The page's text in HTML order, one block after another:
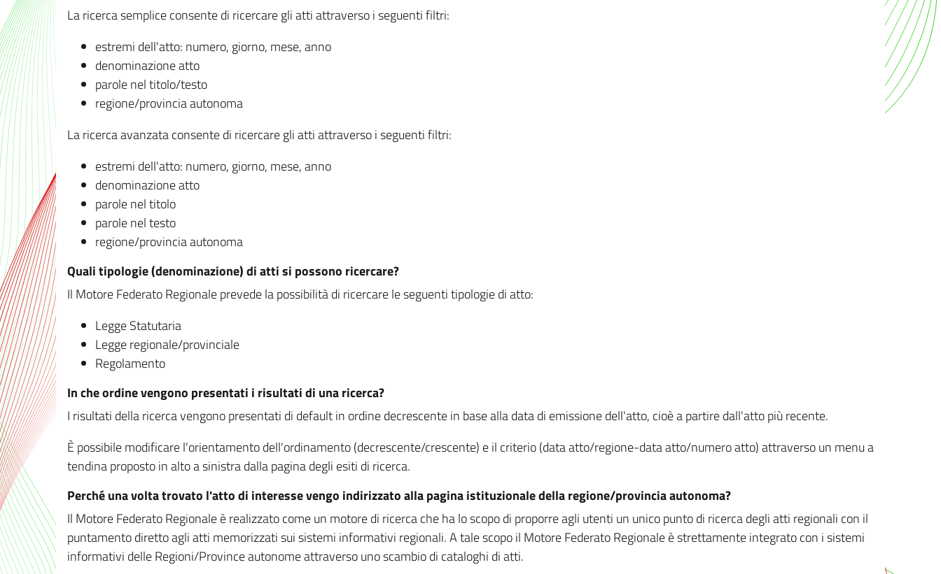
La ricerca semplice consente di ricercare gli atti attraverso i seguenti filtri:
estremi dell'atto: numero, giorno, mese, anno
denominazione atto
parole nel titolo/testo
regione/provincia autonoma
La ricerca avanzata consente di ricercare gli atti attraverso i seguenti filtri:
estremi dell'atto: numero, giorno, mese, anno
denominazione atto
parole nel titolo
parole nel testo
regione/provincia autonoma
Quali tipologie (denominazione) di atti si possono ricercare?
Il Motore Federato Regionale prevede la possibilità di ricercare le seguenti tipologie di atto:
Legge Statutaria
Legge regionale/provinciale
Regolamento
In che ordine vengono presentati i risultati di una ricerca?
I risultati della ricerca vengono presentati di default in ordine decrescente in base alla data di emissione dell'atto, cioè a partire dall'atto più recente.
È possibile modificare l'orientamento dell'ordinamento (decrescente/crescente) e il criterio (data atto/regione-data atto/numero atto) attraverso un menu a
tendina proposto in alto a sinistra dalla pagina degli esiti di ricerca.
Perché una volta trovato l'atto di interesse vengo indirizzato alla pagina istituzionale della regione/provincia autonoma?
Il Motore Federato Regionale è realizzato come un motore di ricerca che ha lo scopo di proporre agli utenti un unico punto di ricerca degli atti regionali con il
puntamento diretto agli atti memorizzati sui sistemi informativi regionali. A tale scopo il Motore Federato Regionale è strettamente integrato con i sistemi
informativi delle Regioni/Province autonome attraverso uno scambio di cataloghi di atti.